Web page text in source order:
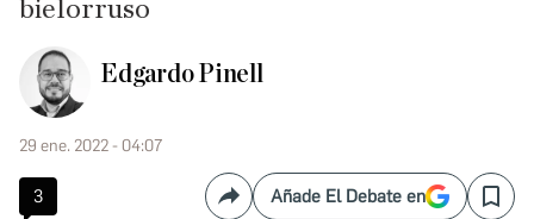
bielorruso
Edgardo Pinell
29 ene. 2022 - 04:07
3 CompartirAñade El Debate en Save